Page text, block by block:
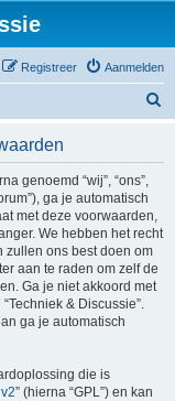
Aanmelden
Registreer
genoemd “wij”, “ons”,
ga je automatisch
met deze voorwaarden,
We hebben het recht
zullen ons best doen om
aan te raden om zelf de
Ga je niet akkoord met
& Discussie”.
ga je automatisch
die is
” (hierna “GPL”) en kan